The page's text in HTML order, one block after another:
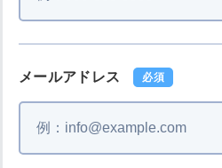
メールアドレス 必須